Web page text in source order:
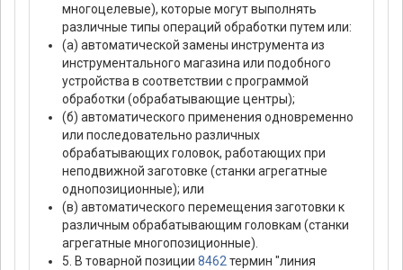
многоцелевые), которые могут выполнять
различные типы операций обработки путем или:
(а) автоматической замены инструмента из
инструментального магазина или подобного
устройства в соответствии с программой
обработки (обрабатывающие центры);
(б) автоматического применения одновременно
или последовательно различных
обрабатывающих головок, работающих при
неподвижной заготовке (станки агрегатные
однопозиционные); или
(в) автоматического перемещения заготовки к
различным обрабатывающим головкам (станки
агрегатные многопозиционные).
5. В товарной позиции 8462 термин "линия